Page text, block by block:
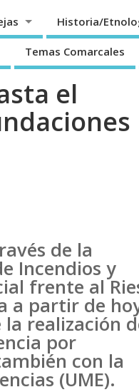
Historia/
Temas Comarcales
el
de la
Incendios y
frente al
a partir de
realización
por
con la
(UME).